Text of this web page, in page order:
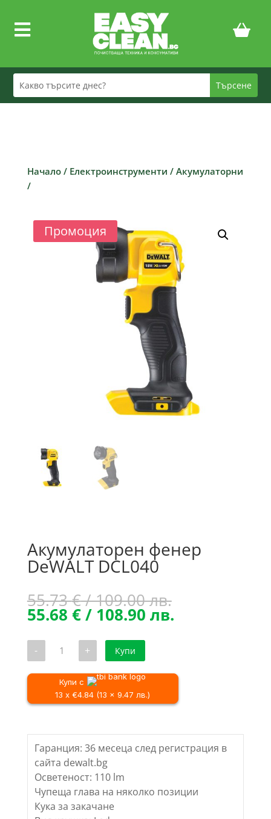

Начало/ Електроинструменти / Акумулаторни
/
Промоция
Акумулаторен фенер
DeWALT DCL040
55.73€/ 109.00 лв.Original
price
was:
109.00 лв..
55.68 €/ 108.90 лв.Текущата
цена
/
- количество
Акумулаторен
фенер
DeWALT
DCL040
+ Купи
Купи с
13 x €4.84 (13 x 9.47 лв.)
Гаранция: 36 месеца след регистрация в
сайта dewalt.bg
Осветеност: 110 lm
Чупеща глава на няколко позиции
Кука за закачане